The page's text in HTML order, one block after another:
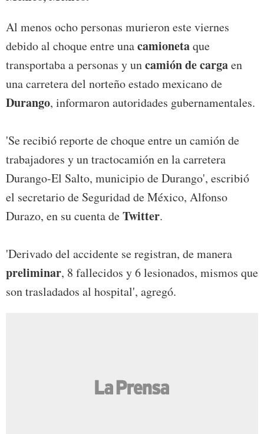
Al menos ocho personas murieron este viernes
debido al choque entre unacamionetaque
transportaba a personas y uncamiónde cargaen
una carretera del norteño estado mexicano de
Durango, informaron autoridades gubernamentales.
'Se recibió reporte de choque entre un camión de
trabajadores y un tractocamión en la carretera
Durango-El Salto, municipio de Durango', escribió
el secretario de Seguridad de México, Alfonso
Durazo, en su cuenta deTwitter.
'Derivado del accidente se registran, de manera
preliminar, 8 fallecidos y 6 lesionados, mismos que
son trasladados al hospital', agregó.